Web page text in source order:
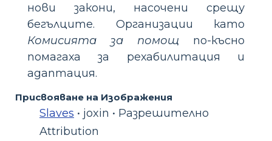
нови закони, насочени срещу
бегълците. Организации като
Комисията за помощ по-късно
помагаха за рехабилитация и
адаптация.
Присвояване на Изображения
Slaves • joxin • Разрешително
Attribution